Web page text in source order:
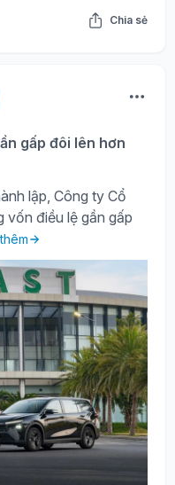
Chia sẻ
gấp đôi lên hơn
lập, Công ty Cổ
vốn điều lệ gần gấp